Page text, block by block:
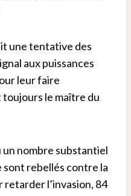
une tentative des
aux puissances
leur faire
le maître du
un nombre substantiel
rebellés contre la
l’invasion, 84